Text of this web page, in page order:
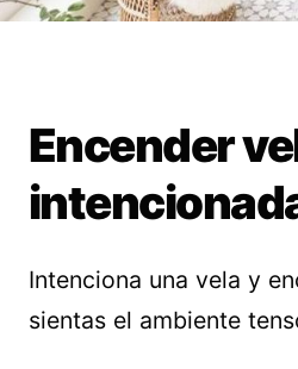
Encender
Intenciona una vela y
sientas el ambiente